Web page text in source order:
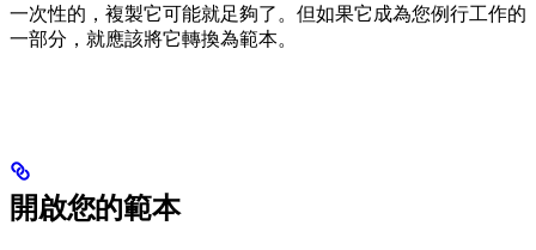
一次性的，複製它可能就足夠了。但如果它成為您例行工作的
一部分，就應該將它轉換為範本。
開啟您的範本